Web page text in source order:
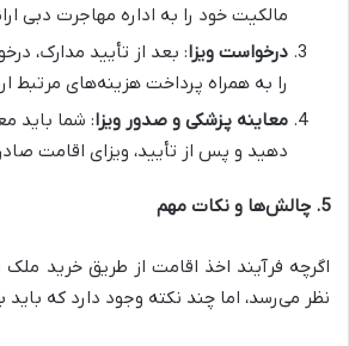
مالکیت خود را به اداره مهاجرت دبی
درخواست ویزا: بعد از تأیید مدارک،
را به همراه پرداخت هزینه‌های مرتبط
معاینه پزشکی و صدور ویزا: شما باید
دهید و پس از تأیید، ویزای اقامت
5. چالش‌ها و نکات مهم
اگرچه فرآیند اخذ اقامت از طریق خرید
نظر می‌رسد، اما چند نکته وجود دارد که باید